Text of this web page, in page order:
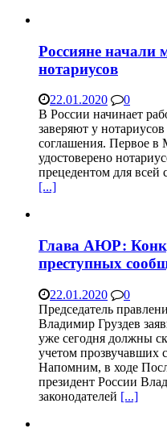
Россияне начали
нотариусов
22.01.2020
0
В России начинает
заверяют у
соглашения. Первое в
удостоверено
прецедентом для всей
[...]
Глава АЮР:
преступных
22.01.2020
0
Председатель
Владимир Груздев
уже сегодня должны
учетом прозвучавших
Напомним, в ходе
президент России
законодателей [...]